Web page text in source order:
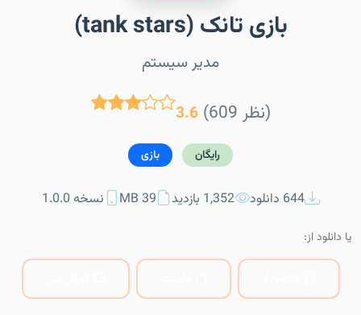
بازی تانک (tank stars)
مدیر سیستم
3.6 (609 نظر)
رایگان بازی
644 دانلود 1,352 بازدید 39 MB نسخه 1.0.0
یا دانلود از: